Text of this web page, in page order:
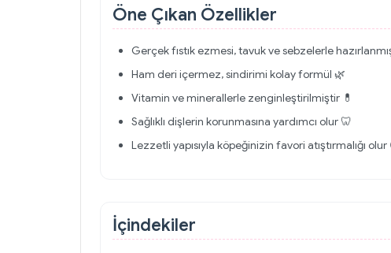
Öne Çıkan Özellikler
Gerçek fıstık ezmesi, tavuk ve sebzelerle
Ham deri içermez, sindirimi kolay formül 🌿
Vitamin ve minerallerle zenginleştirilmiştir 💊
Sağlıklı dişlerin korunmasına yardımcı olur 🦷
Lezzetli yapısıyla köpeğinizin favori atıştırmalığı olur
İçindekiler